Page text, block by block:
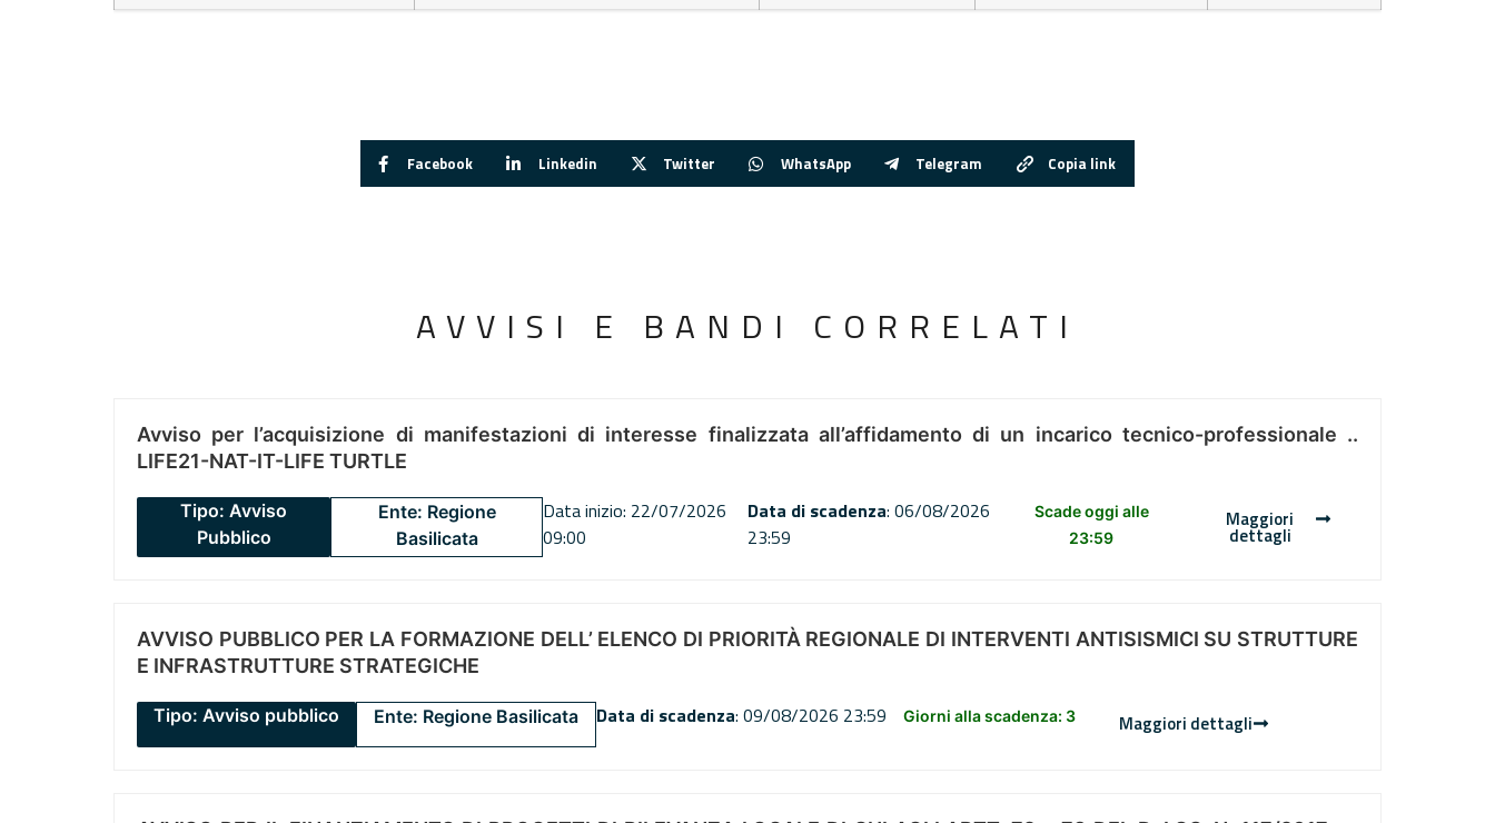
Facebook Linkedin Twitter WhatsApp Telegram Copia link
AVVISI E BANDI CORRELATI
Avviso per l’acquisizione di manifestazioni di interesse finalizzata all’affidamento di un incarico tecnico-professionale ..
LIFE21-NAT-IT-LIFE TURTLE
Tipo: Avviso
Pubblico
Ente: Regione
Basilicata
Data inizio: 22/07/2026
09:00
Data di scadenza: 06/08/2026
23:59
Scade oggi alle
23:59
Maggiori
dettagli
AVVISO PUBBLICO PER LA FORMAZIONE DELL’ ELENCO DI PRIORITÀ REGIONALE DI INTERVENTI ANTISISMICI SU STRUTTURE
E INFRASTRUTTURE STRATEGICHE
Tipo: Avviso pubblico Ente: Regione Basilicata Data di scadenza: 09/08/2026 23:59 Giorni alla scadenza: 3 Maggiori dettagli